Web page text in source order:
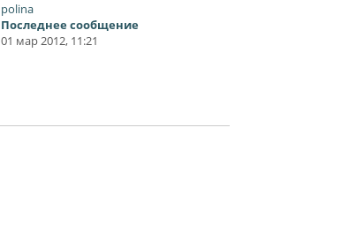
polina
Последнее сообщение
01 мар 2012, 11:21